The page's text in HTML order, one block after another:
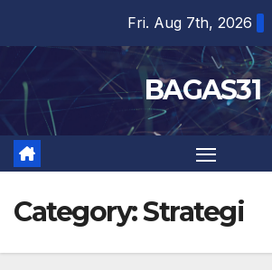
content
Fri. Aug 7th, 2026
BAGAS31
Category:Strategi